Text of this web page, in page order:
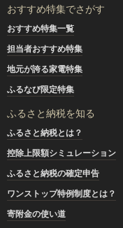
おすすめ特集でさがす
おすすめ特集一覧
担当者おすすめ特集
地元が誇る家電特集
ふるなび限定特集
ふるさと納税を知る
ふるさと納税とは？
控除上限額シミュレーション
ふるさと納税の確定申告
ワンストップ特例制度とは？
寄附金の使い道